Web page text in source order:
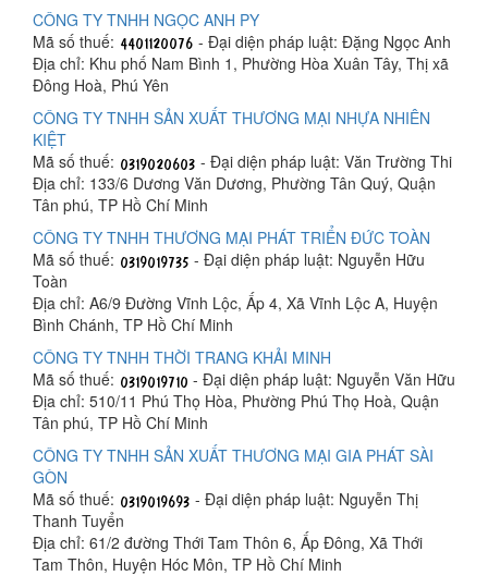
CÔNG TY TNHH NGỌC ANH PY
Mã số thuế:
- Đại diện pháp luật: Đặng Ngọc Anh
Địa chỉ: Khu phố Nam Bình 1, Phường Hòa Xuân Tây, Thị xã
Đông Hoà, Phú Yên
CÔNG TY TNHH SẢN XUẤT THƯƠNG MẠI NHỰA NHIÊN
KIỆT
Mã số thuế:
- Đại diện pháp luật: Văn Trường Thi
Địa chỉ: 133/6 Dương Văn Dương, Phường Tân Quý, Quận
Tân phú, TP Hồ Chí Minh
CÔNG TY TNHH THƯƠNG MẠI PHÁT TRIỂN ĐỨC TOÀN
Mã số thuế:
- Đại diện pháp luật: Nguyễn Hữu
Toàn
Địa chỉ: A6/9 Đường Vĩnh Lộc, Ấp 4, Xã Vĩnh Lộc A, Huyện
Bình Chánh, TP Hồ Chí Minh
CÔNG TY TNHH THỜI TRANG KHẢI MINH
Mã số thuế:
- Đại diện pháp luật: Nguyễn Văn Hữu
Địa chỉ: 510/11 Phú Thọ Hòa, Phường Phú Thọ Hoà, Quận
Tân phú, TP Hồ Chí Minh
CÔNG TY TNHH SẢN XUẤT THƯƠNG MẠI GIA PHÁT SÀI
GÒN
Mã số thuế:
- Đại diện pháp luật: Nguyễn Thị
Thanh Tuyển
Địa chỉ: 61/2 đường Thới Tam Thôn 6, Ấp Đông, Xã Thới
Tam Thôn, Huyện Hóc Môn, TP Hồ Chí Minh